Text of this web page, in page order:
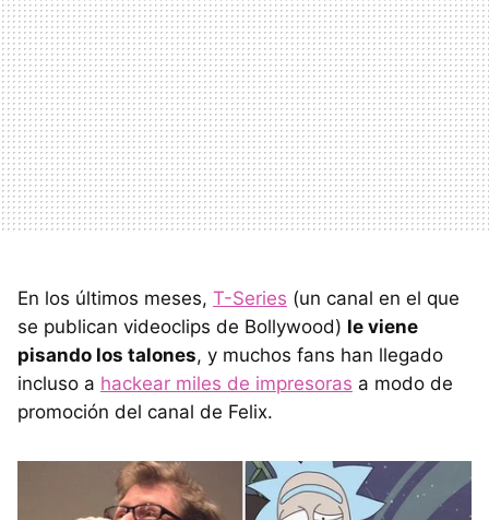
En los últimos meses, T-Series (un canal en el que
se publican videoclips de Bollywood) le viene
pisando los talones, y muchos fans han llegado
incluso a hackear miles de impresoras a modo de
promoción del canal de Felix.